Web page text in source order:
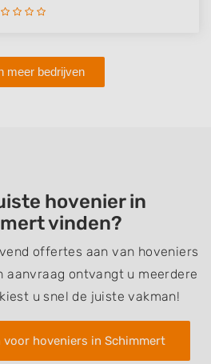
meer bedrijven
hovenier in
vinden?
offertes aan van hoveniers
aanvraag ontvangt u meerdere
u snel de juiste vakman!
voor hoveniers in Schimmert